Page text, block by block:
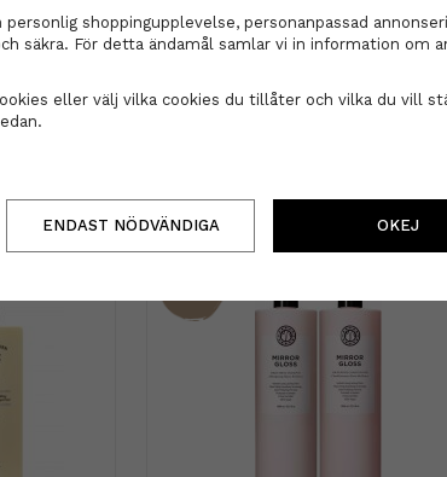
Shampoo 300 ml
INFO KÖP
shoppingupplevelse, personanpassad
säkra. För detta ändamål samlar vi in information om
eller välj vilka cookies du tillåter och vilka du vill
ENDAST NÖDVÄNDIGA OKEJ